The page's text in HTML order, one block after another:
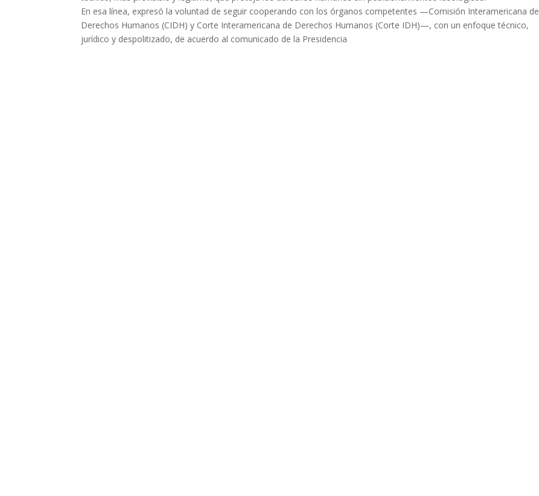
En esa línea, expresó la voluntad de seguir cooperando con los órganos competentes —Comisión Interamericana de
Derechos Humanos (CIDH) y Corte Interamericana de Derechos Humanos (Corte IDH)—, con un enfoque técnico,
jurídico y despolitizado, de acuerdo al comunicado de la Presidencia